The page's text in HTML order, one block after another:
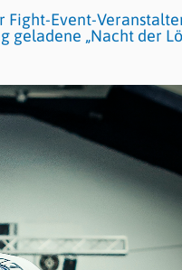
Event-
geladene „Nacht der